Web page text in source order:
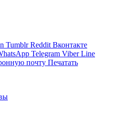
Tumblr Reddit Вконтакте
Telegram Viber Line
почту Печатать